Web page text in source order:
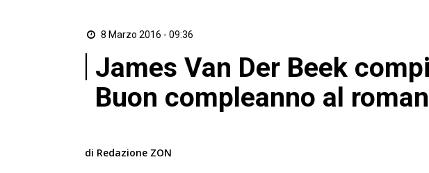
8 Marzo 2016 - 09:36
James Van Der Beek
Buon compleanno al
di Redazione ZON